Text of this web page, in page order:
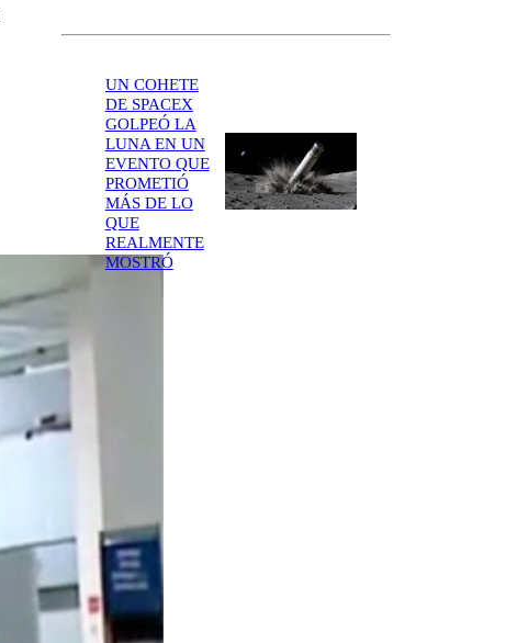
UN COHETE
DE SPACEX
GOLPEÓ LA
LUNA EN UN
EVENTO QUE
PROMETIÓ
MÁS DE LO
QUE
REALMENTE
MOSTRÓ